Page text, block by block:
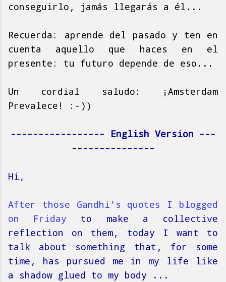
conseguirlo, jamás llegarás a él...
Recuerda: aprende del pasado y ten en
cuenta aquello que haces en el
presente: tu futuro depende de eso...
Un cordial saludo: ¡Amsterdam
Prevalece! :-))
----------------- English Version ---
---------------
Hi,
After those Gandhi's quotes I blogged
on Friday to make a collective
reflection on them, today I want to
talk about something that, for some
time, has pursued me in my life like
a shadow glued to my body ...